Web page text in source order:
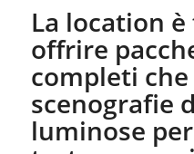
La location
offrire
completi
scenografie
luminose